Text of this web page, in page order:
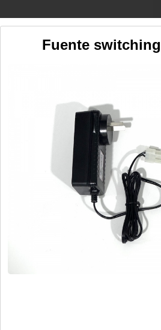
Fuente